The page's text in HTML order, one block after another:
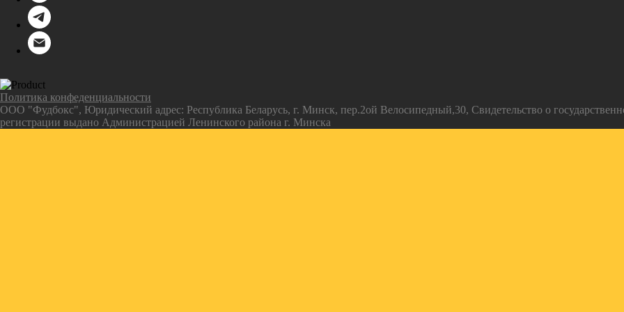
Политика конфеденциальности
ООО "Фудбокс", Юридический адрес: Республика Беларусь, г. Минск, пер.2ой Велосипедный,30, Свидетельство о
регистрации выдано Администрацией Ленинского района г. Минска